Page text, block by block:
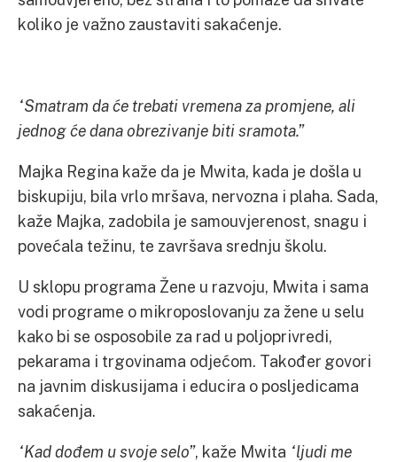
koliko je važno zaustaviti sakaćenje.
“Smatram da će trebati vremena za promjene, ali
jednog će dana obrezivanje biti sramota.”
Majka Regina kaže da je Mwita, kada je došla u
biskupiju, bila vrlo mršava, nervozna i plaha. Sada,
kaže Majka, zadobila je samouvjerenost, snagu i
povećala težinu, te završava srednju školu.
U sklopu programa Žene u razvoju, Mwita i sama
vodi programe o mikroposlovanju za žene u selu
kako bi se osposobile za rad u poljoprivredi,
pekarama i trgovinama odjećom. Također govori
na javnim diskusijama i educira o posljedicama
sakaćenja.
“Kad dođem u svoje selo”, kaže Mwita “ljudi me